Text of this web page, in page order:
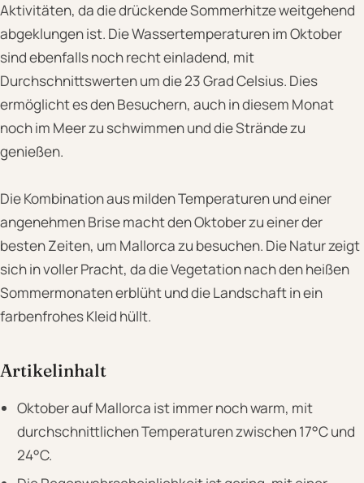
Aktivitäten, da die drückende Sommerhitze weitgehend
abgeklungen ist. Die Wassertemperaturen im Oktober
sind ebenfalls noch recht einladend, mit
Durchschnittswerten um die 23 Grad Celsius. Dies
ermöglicht es den Besuchern, auch in diesem Monat
noch im Meer zu schwimmen und die Strände zu
genießen.
Die Kombination aus milden Temperaturen und einer
angenehmen Brise macht den Oktober zu einer der
besten Zeiten, um Mallorca zu besuchen. Die Natur zeigt
sich in voller Pracht, da die Vegetation nach den heißen
Sommermonaten erblüht und die Landschaft in ein
farbenfrohes Kleid hüllt.
Artikelinhalt
Oktober auf Mallorca ist immer noch warm, mit
durchschnittlichen Temperaturen zwischen 17°C und
24°C.